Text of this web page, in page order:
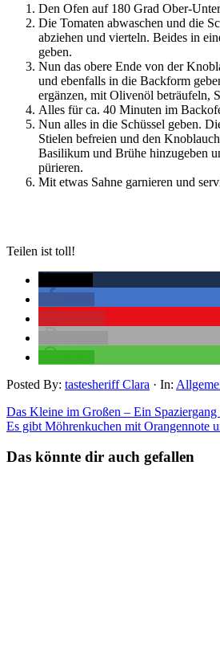
Den Ofen auf 180 Grad Ober-
Die Tomaten abwaschen und die
abziehen und vierteln. Beides in
geben.
Nun das obere Ende von der
und ebenfalls in die Backform
ergänzen, mit Olivenöl beträufeln,
Alles für ca. 40 Minuten im
Nun alles in die Schüssel geben.
Stielen befreien und den
Basilikum und Brühe hinzugeben
pürieren.
Mit etwas Sahne garnieren und
Teilen ist toll!
Posted By: tastesheriff Clara · In:
Das Kleine im Großen – Ein Spaziergang
Es gibt Möhrenkuchen mit Orangennote
Das könnte dir auch gefallen